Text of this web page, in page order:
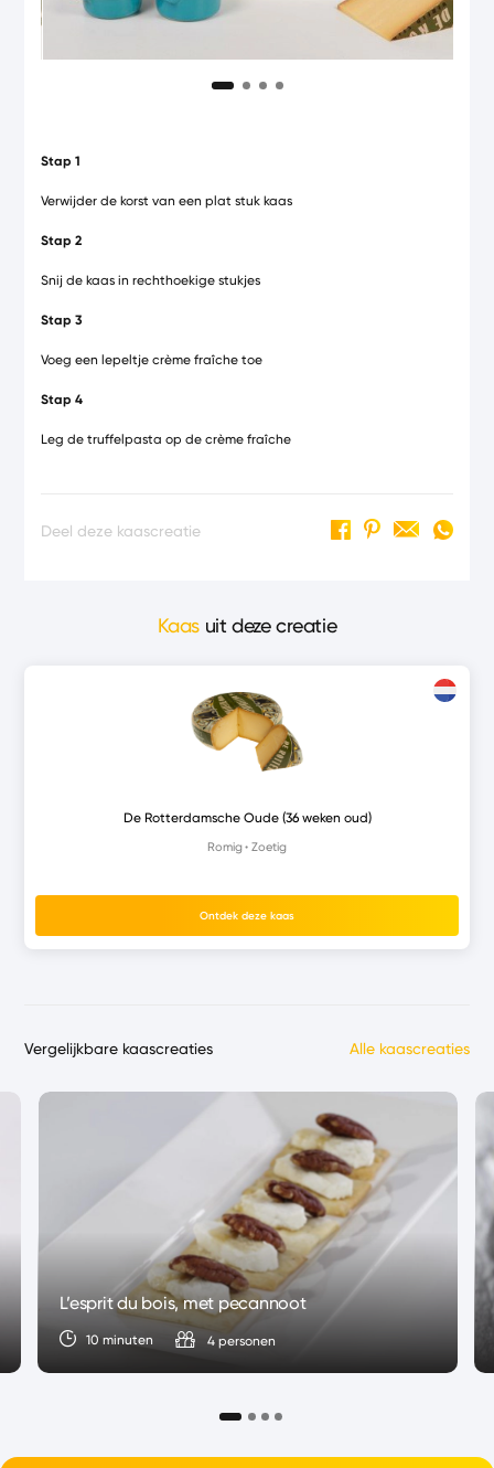
Stap 1
Verwijder de korst van een plat stuk kaas
Stap 2
Snij de kaas in rechthoekige stukjes
Stap 3
Voeg een lepeltje crème fraîche toe
Stap 4
Leg de truffelpasta op de crème fraîche
Deel deze kaascreatie
Kaas uit deze creatie
De Rotterdamsche Oude (36 weken oud)
Romig Zoetig
Ontdek deze kaas
Vergelijkbare kaascreaties Alle kaascreaties
L’esprit du bois, met pecannoot
10 minuten 4 personen